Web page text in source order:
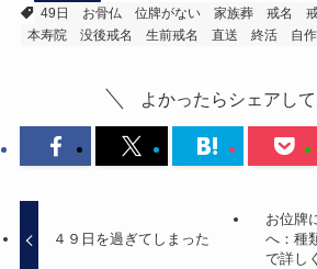
49日
お骨仏 位牌がない 家族葬 戒名
本寿院
没後戒名 生前戒名 直送 終活 自
よかったらシェアして
４９日を過ぎてしまった
お位牌
へ：種
で詳し